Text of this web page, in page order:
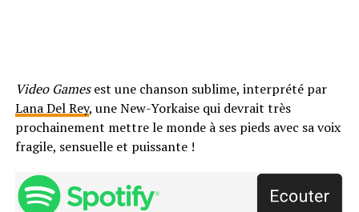
Video Gamesest une chanson sublime, interprété par
Lana Del Rey, une New-Yorkaise qui devrait très
prochainement mettre le monde à ses pieds avec sa voix
fragile, sensuelle et puissante !